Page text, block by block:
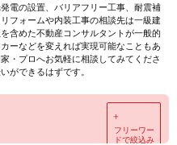
電の設置、バリアフリー工事、耐震補
フォームや内装工事の相談先は一級建
含めた不動産コンサルタントが一般的
ーなどを変えれば実現可能なこともあ
・プロへお気軽に相談してみてくださ
ができるはずです。
＋
フリーワー
ドで絞込み